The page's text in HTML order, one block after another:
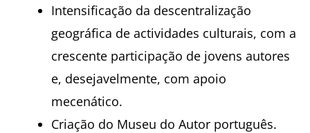
Intensificação da descentralização
geográfica de actividades culturais, com a
crescente participação de jovens autores
e, desejavelmente, com apoio
mecenático.
Criação do Museu do Autor português.